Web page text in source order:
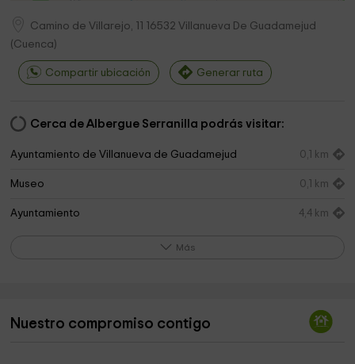
Camino de Villarejo, 11 16532 Villanueva De Guadamejud
(Cuenca)
Compartir ubicación Generar ruta
Cerca de Albergue Serranilla podrás visitar:
Ayuntamiento de Villanueva de Guadamejud 0,1 km
Museo 0,1 km
Ayuntamiento 4,4 km
Iglesia de Castillejo 8,8 km
Más
Nuestro compromiso contigo